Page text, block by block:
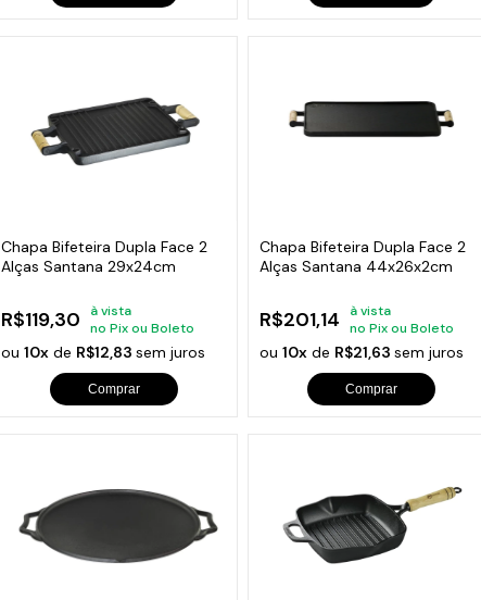
Chapa Bifeteira Dupla Face 2
Alças Santana 29x24cm
R$119,30
à vista
no Pix ou Boleto
ou10x de R$12,83sem juros
Comprar
Chapa Bifeteira Dupla Face 2
Alças Santana 44x26x2cm
R$201,14
à vista
no Pix ou Boleto
ou10x de R$21,63sem juros
Comprar